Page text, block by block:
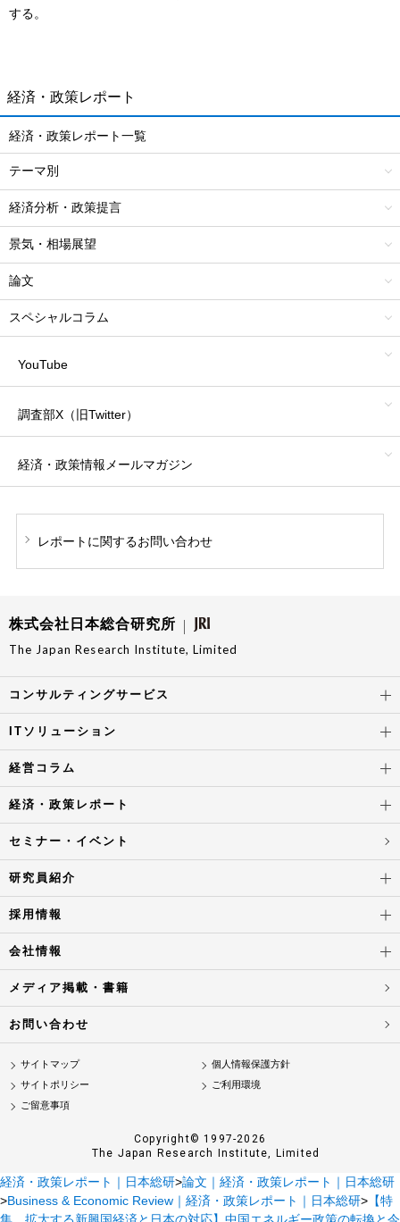
する。
経済・政策レポート
経済・政策レポート一覧
テーマ別
経済分析・政策提言
景気・相場展望
論文
スペシャルコラム
YouTube
調査部X（旧Twitter）
経済・政策情報 メールマガジン
レポートに関するお問い合わせ
株式会社日本総合研究所
The Japan Research Institute, Limited
コンサルティングサービス
ITソリューション
経営コラム
経済・政策レポート
セミナー・イベント
研究員紹介
採用情報
会社情報
メディア掲載・書籍
お問い合わせ
サイトマップ
個人情報保護方針
サイトポリシー
ご利用環境
ご留意事項
Copyright© 1997-2026
The Japan Research Institute, Limited
経済・政策レポート｜日本総研>論文｜経済・政策レポート｜日本総研
>Business & Economic Review｜経済・政策レポート｜日本総研> 【特